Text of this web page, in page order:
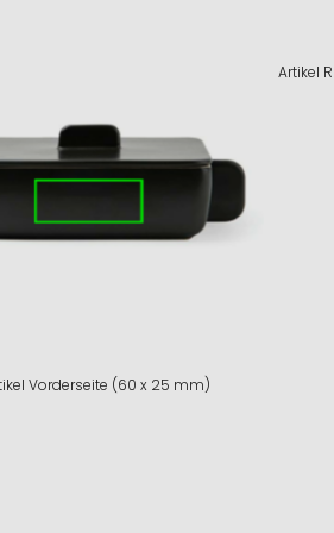
Vorderseite (60 x 25 mm)
Artikel